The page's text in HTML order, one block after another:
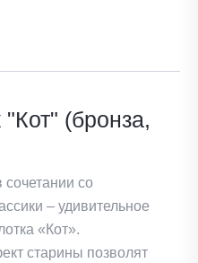
(бронза,
со
– удивительное
«Кот».
старины позволят